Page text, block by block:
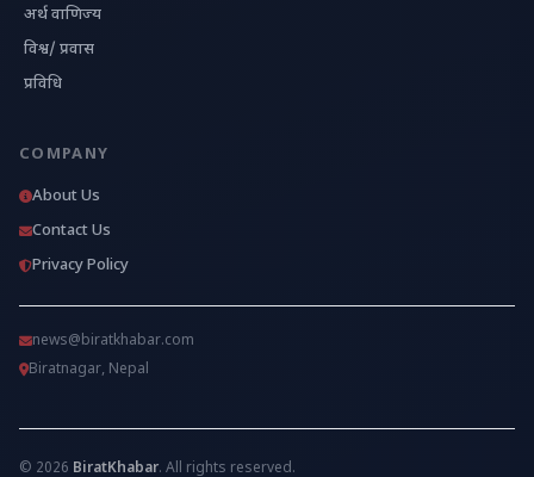
अर्थ वाणिज्य
विश्व/ प्रवास
प्रविधि
COMPANY
About Us
Contact Us
Privacy Policy
news@biratkhabar.com
Biratnagar, Nepal
© 2026 BiratKhabar. All rights reserved.